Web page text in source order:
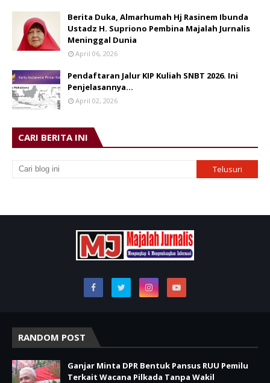
Berita Duka, Almarhumah Hj Rasinem Ibunda
Ustadz H. Supriono Pembina Majalah Jurnalis
Meninggal Dunia
April 06, 2026
Pendaftaran Jalur KIP Kuliah SNBT 2026. Ini
Penjelasannya…
April 02, 2026
CARI BERITA INI
RANDOM POST
Ganjar Minta DPR Bentuk Pansus RUU Pemilu
Terkait Wacana Pilkada Tanpa Wakil